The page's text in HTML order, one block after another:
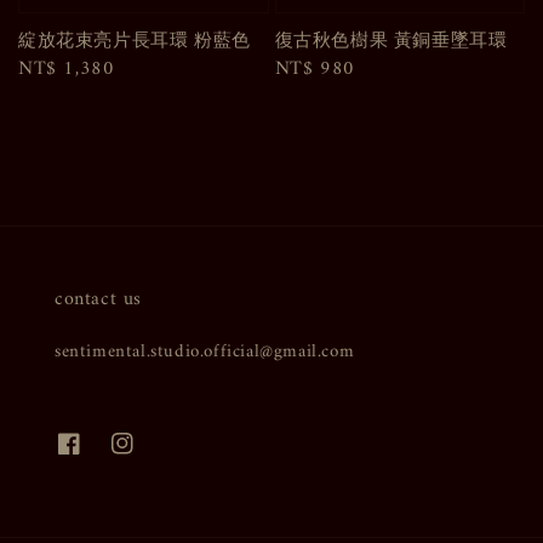
綻放花束亮片長耳環 粉藍色
Regular
NT$ 1,380
復古秋色樹果 黃銅垂墜耳環
Regular
NT$ 980
contact us
sentimental.studio.official@gmail.com